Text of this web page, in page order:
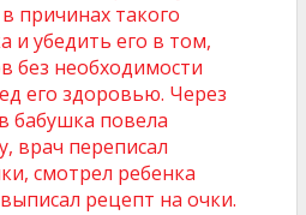
причинах такого
и убедить его в том,
без необходимости
его здоровью. Через
бабушка повела
врач переписал
смотрел ребенка
рецепт на очки.